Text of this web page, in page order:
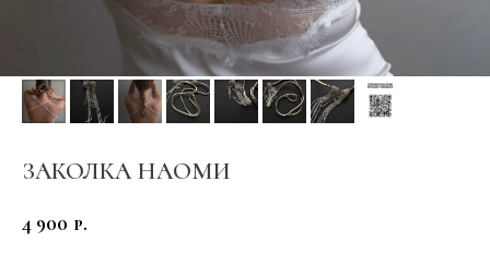
ЗАКОЛКА НАОМИ
4 900 р.